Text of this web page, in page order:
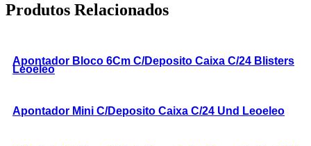
Produtos Relacionados
Apontador Bloco 6Cm C/Deposito Caixa C/24 Blisters
Leoeleo
Apontador Mini C/Deposito Caixa C/24 Und Leoeleo